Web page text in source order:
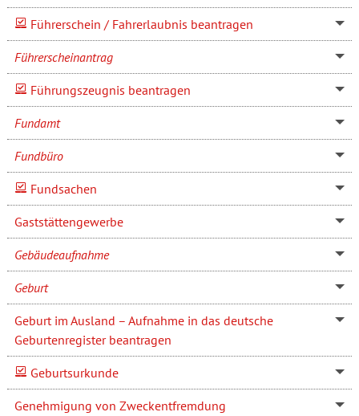
Führerschein / Fahrerlaubnis beantragen
Führerscheinantrag
Führungszeugnis beantragen
Fundamt
Fundbüro
Fundsachen
Gaststättengewerbe
Gebäudeaufnahme
Geburt
Geburt im Ausland – Aufnahme in das deutsche
Geburtenregister beantragen
Geburtsurkunde
Genehmigung von Zweckentfremdung